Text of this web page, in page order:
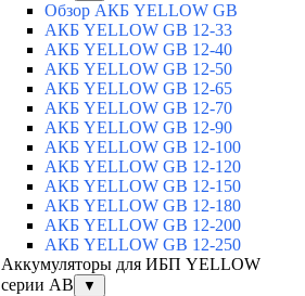
Обзор АКБ YELLOW GB
АКБ YELLOW GB 12-33
АКБ YELLOW GB 12-40
АКБ YELLOW GB 12-50
АКБ YELLOW GB 12-65
АКБ YELLOW GB 12-70
АКБ YELLOW GB 12-90
АКБ YELLOW GB 12-100
АКБ YELLOW GB 12-120
АКБ YELLOW GB 12-150
АКБ YELLOW GB 12-180
АКБ YELLOW GB 12-200
АКБ YELLOW GB 12-250
Аккумуляторы для ИБП YELLOW
серии AB
▼